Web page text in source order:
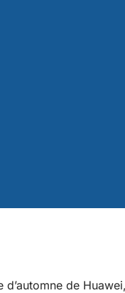
d’automne de